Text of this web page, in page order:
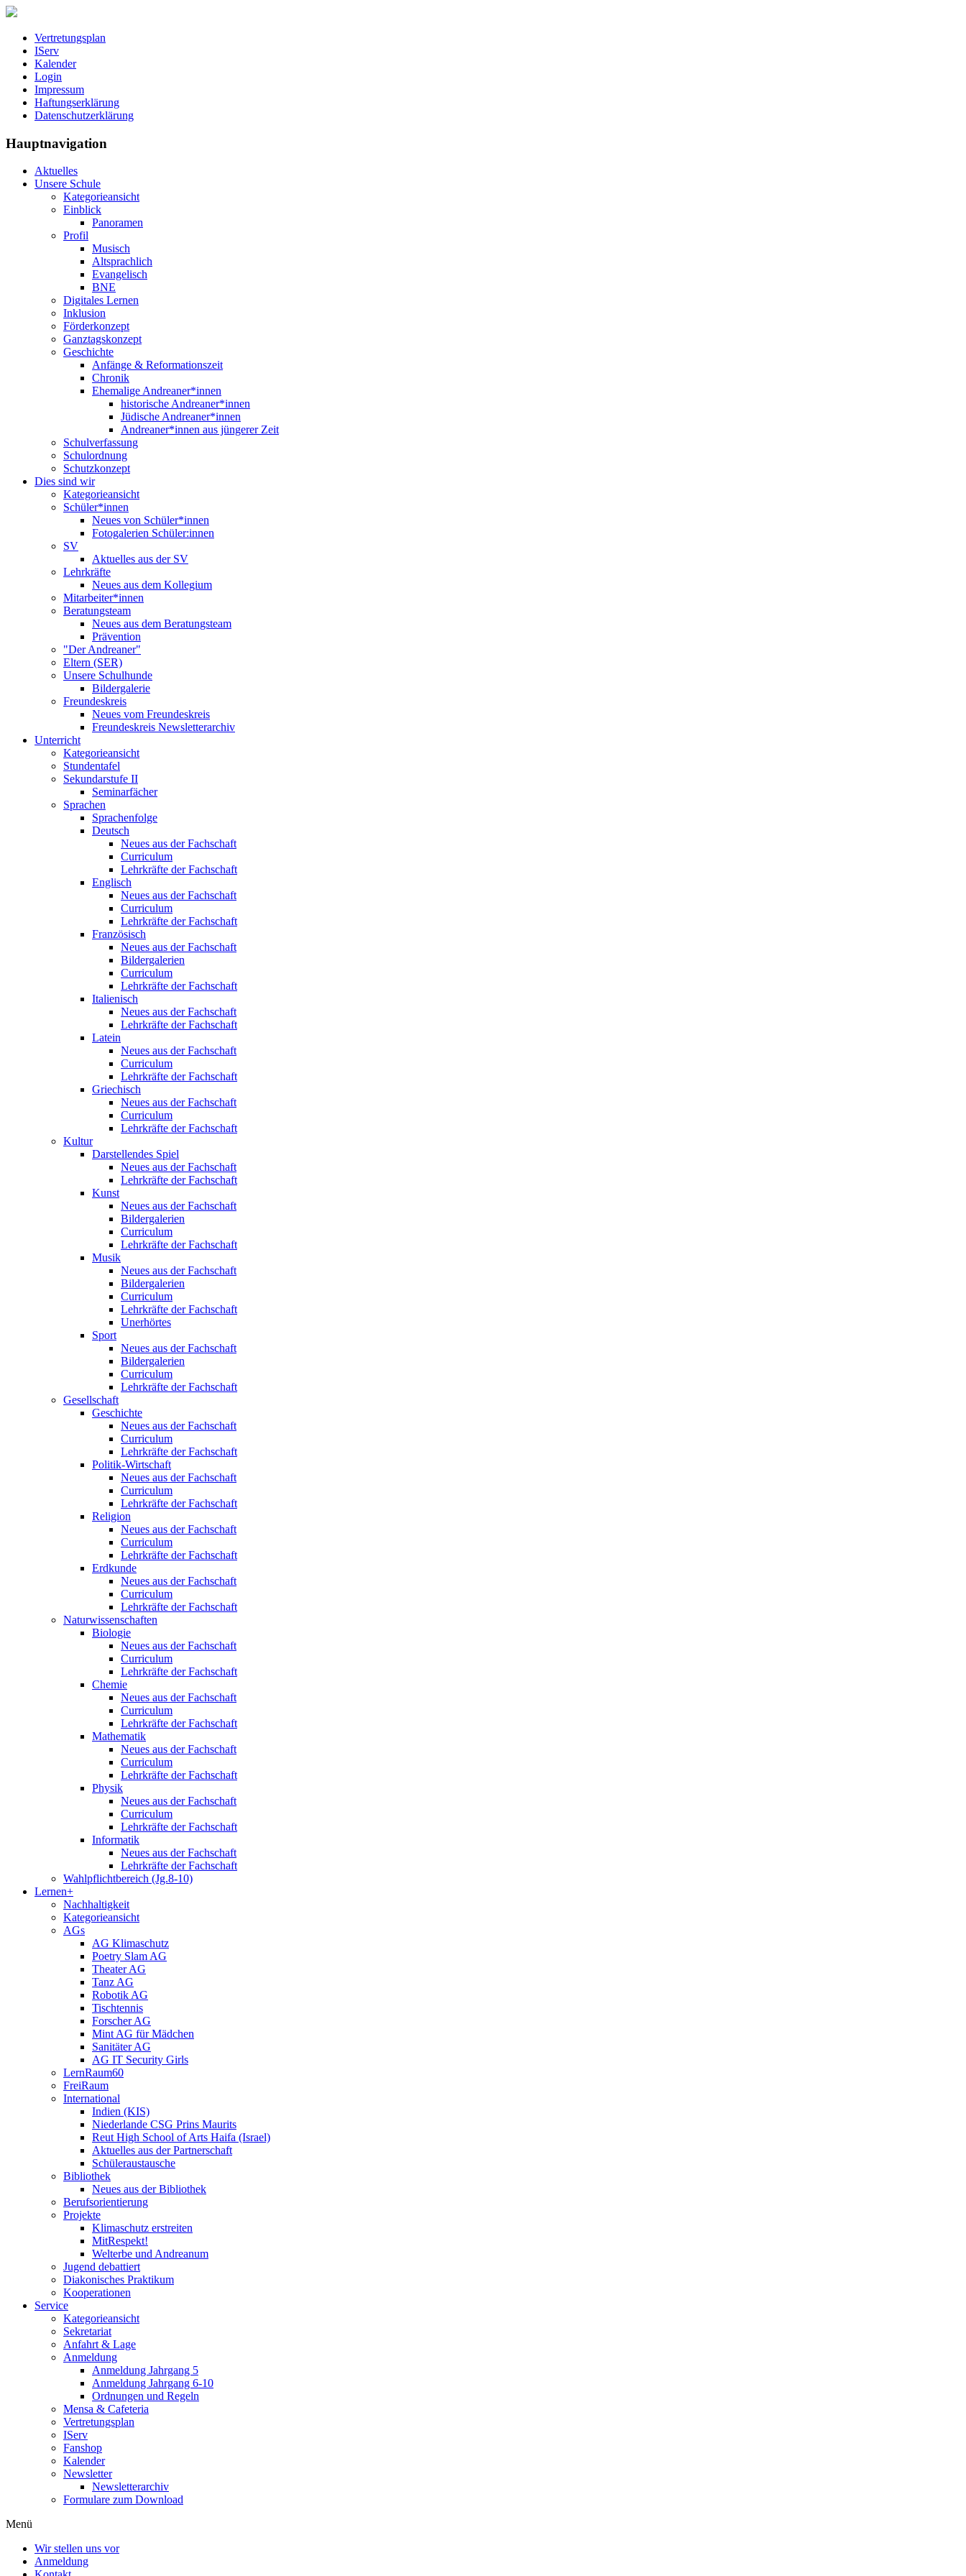
Vertretungsplan
IServ
Kalender
Login
Impressum
Haftungserklärung
Datenschutzerklärung
Hauptnavigation
Aktuelles
Unsere Schule
Kategorieansicht
Einblick
Panoramen
Profil
Musisch
Altsprachlich
Evangelisch
BNE
Digitales Lernen
Inklusion
Förderkonzept
Ganztagskonzept
Geschichte
Anfänge & Reformationszeit
Chronik
Ehemalige Andreaner*innen
historische Andreaner*innen
Jüdische Andreaner*innen
Andreaner*innen aus jüngerer Zeit
Schulverfassung
Schulordnung
Schutzkonzept
Dies sind wir
Kategorieansicht
Schüler*innen
Neues von Schüler*innen
Fotogalerien Schüler:innen
SV
Aktuelles aus der SV
Lehrkräfte
Neues aus dem Kollegium
Mitarbeiter*innen
Beratungsteam
Neues aus dem Beratungsteam
Prävention
"Der Andreaner"
Eltern (SER)
Unsere Schulhunde
Bildergalerie
Freundeskreis
Neues vom Freundeskreis
Freundeskreis Newsletterarchiv
Unterricht
Kategorieansicht
Stundentafel
Sekundarstufe II
Seminarfächer
Sprachen
Sprachenfolge
Deutsch
Neues aus der Fachschaft
Curriculum
Lehrkräfte der Fachschaft
Englisch
Neues aus der Fachschaft
Curriculum
Lehrkräfte der Fachschaft
Französisch
Neues aus der Fachschaft
Bildergalerien
Curriculum
Lehrkräfte der Fachschaft
Italienisch
Neues aus der Fachschaft
Lehrkräfte der Fachschaft
Latein
Neues aus der Fachschaft
Curriculum
Lehrkräfte der Fachschaft
Griechisch
Neues aus der Fachschaft
Curriculum
Lehrkräfte der Fachschaft
Kultur
Darstellendes Spiel
Neues aus der Fachschaft
Lehrkräfte der Fachschaft
Kunst
Neues aus der Fachschaft
Bildergalerien
Curriculum
Lehrkräfte der Fachschaft
Musik
Neues aus der Fachschaft
Bildergalerien
Curriculum
Lehrkräfte der Fachschaft
Unerhörtes
Sport
Neues aus der Fachschaft
Bildergalerien
Curriculum
Lehrkräfte der Fachschaft
Gesellschaft
Geschichte
Neues aus der Fachschaft
Curriculum
Lehrkräfte der Fachschaft
Politik-Wirtschaft
Neues aus der Fachschaft
Curriculum
Lehrkräfte der Fachschaft
Religion
Neues aus der Fachschaft
Curriculum
Lehrkräfte der Fachschaft
Erdkunde
Neues aus der Fachschaft
Curriculum
Lehrkräfte der Fachschaft
Naturwissenschaften
Biologie
Neues aus der Fachschaft
Curriculum
Lehrkräfte der Fachschaft
Chemie
Neues aus der Fachschaft
Curriculum
Lehrkräfte der Fachschaft
Mathematik
Neues aus der Fachschaft
Curriculum
Lehrkräfte der Fachschaft
Physik
Neues aus der Fachschaft
Curriculum
Lehrkräfte der Fachschaft
Informatik
Neues aus der Fachschaft
Lehrkräfte der Fachschaft
Wahlpflichtbereich (Jg.8-10)
Lernen+
Nachhaltigkeit
Kategorieansicht
AGs
AG Klimaschutz
Poetry Slam AG
Theater AG
Tanz AG
Robotik AG
Tischtennis
Forscher AG
Mint AG für Mädchen
Sanitäter AG
AG IT Security Girls
LernRaum60
FreiRaum
International
Indien (KIS)
Niederlande CSG Prins Maurits
Reut High School of Arts Haifa (Israel)
Aktuelles aus der Partnerschaft
Schüleraustausche
Bibliothek
Neues aus der Bibliothek
Berufsorientierung
Projekte
Klimaschutz erstreiten
MitRespekt!
Welterbe und Andreanum
Jugend debattiert
Diakonisches Praktikum
Kooperationen
Service
Kategorieansicht
Sekretariat
Anfahrt & Lage
Anmeldung
Anmeldung Jahrgang 5
Anmeldung Jahrgang 6-10
Ordnungen und Regeln
Mensa & Cafeteria
Vertretungsplan
IServ
Fanshop
Kalender
Newsletter
Newsletterarchiv
Formulare zum Download
Menü
Wir stellen uns vor
Anmeldung